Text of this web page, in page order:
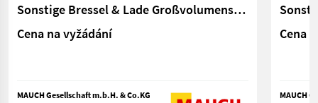
Sonstige Bressel & Lade Großvolumenschaufel für Merlo
Cena na vyžádání
MAUCH Gesellschaft m.b.H. & Co.KG
Cena
MAUCH